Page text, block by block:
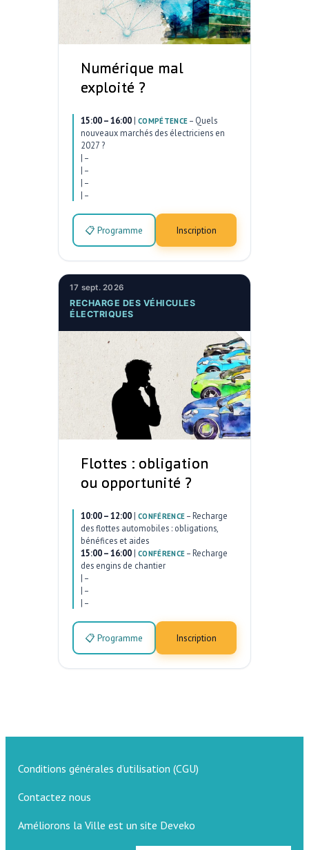
Numérique mal
exploité ?
15:00 – 16:00 | COMPÉTENCE – Quels
nouveaux marchés des électriciens en
2027 ?
| –
| –
| –
| –
📋 Programme Inscription
17 sept. 2026
RECHARGE DES VÉHICULES
ÉLECTRIQUES
Flottes : obligation
ou opportunité ?
10:00 – 12:00 | CONFÉRENCE – Recharge
des flottes automobiles : obligations,
bénéfices et aides
15:00 – 16:00 | CONFÉRENCE – Recharge
des engins de chantier
| –
| –
| –
📋 Programme Inscription
Conditions générales d’utilisation (CGU)
Contactez nous
Améliorons la Ville est un site Deveko